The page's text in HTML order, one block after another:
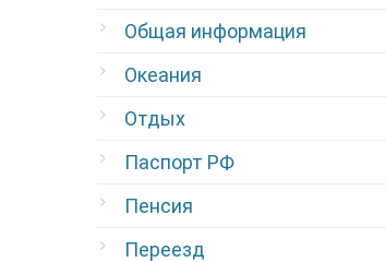
Общая информация
Океания
Отдых
Паспорт РФ
Пенсия
Переезд